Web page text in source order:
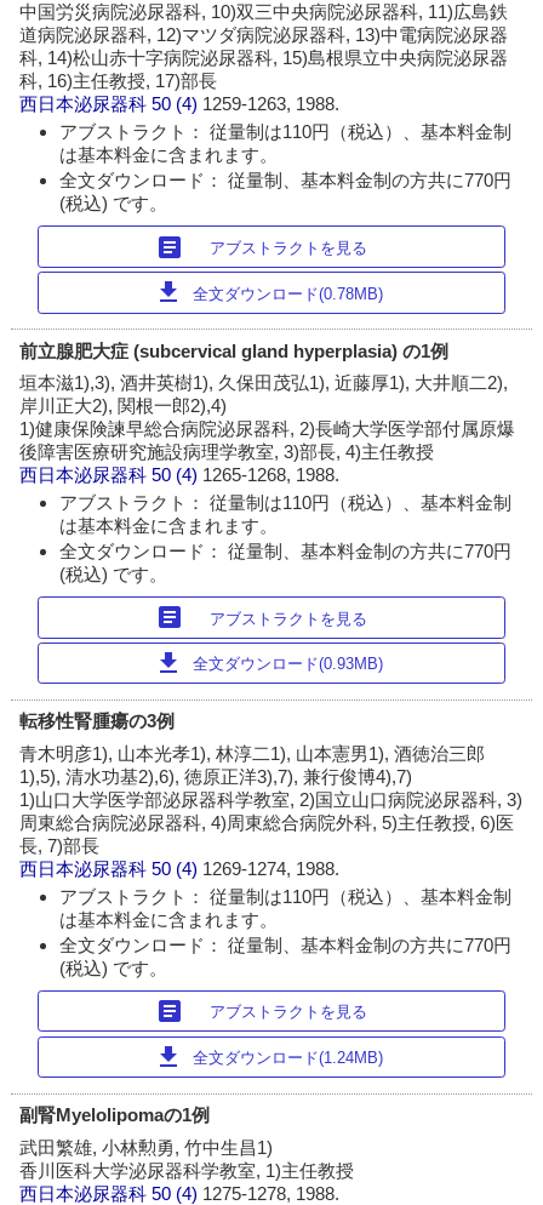
中国労災病院泌尿器科, 10)双三中央病院泌尿器科, 11)広島鉄
道病院泌尿器科, 12)マツダ病院泌尿器科, 13)中電病院泌尿器
科, 14)松山赤十字病院泌尿器科, 15)島根県立中央病院泌尿器
科, 16)主任教授, 17)部長
西日本泌尿器科 50 (4) 1259-1263, 1988.
アブストラクト： 従量制は110円（税込）、基本料金制
は基本料金に含まれます。
全文ダウンロード： 従量制、基本料金制の方共に770円
(税込) です。
article アブストラクトを見る
download 全文ダウンロード(0.78MB)
前立腺肥大症 (subcervical gland hyperplasia) の1例
垣本滋1),3), 酒井英樹1), 久保田茂弘1), 近藤厚1), 大井順二2),
岸川正大2), 関根一郎2),4)
1)健康保険諫早総合病院泌尿器科, 2)長崎大学医学部付属原爆
後障害医療研究施設病理学教室, 3)部長, 4)主任教授
西日本泌尿器科 50 (4) 1265-1268, 1988.
アブストラクト： 従量制は110円（税込）、基本料金制
は基本料金に含まれます。
全文ダウンロード： 従量制、基本料金制の方共に770円
(税込) です。
article アブストラクトを見る
download 全文ダウンロード(0.93MB)
転移性腎腫瘍の3例
青木明彦1), 山本光孝1), 林淳二1), 山本憲男1), 酒徳治三郎
1),5), 清水功基2),6), 徳原正洋3),7), 兼行俊博4),7)
1)山口大学医学部泌尿器科学教室, 2)国立山口病院泌尿器科, 3)
周東総合病院泌尿器科, 4)周東総合病院外科, 5)主任教授, 6)医
長, 7)部長
西日本泌尿器科 50 (4) 1269-1274, 1988.
アブストラクト： 従量制は110円（税込）、基本料金制
は基本料金に含まれます。
全文ダウンロード： 従量制、基本料金制の方共に770円
(税込) です。
article アブストラクトを見る
download 全文ダウンロード(1.24MB)
副腎Myelolipomaの1例
武田繁雄, 小林勲勇, 竹中生昌1)
香川医科大学泌尿器科学教室, 1)主任教授
西日本泌尿器科 50 (4) 1275-1278, 1988.